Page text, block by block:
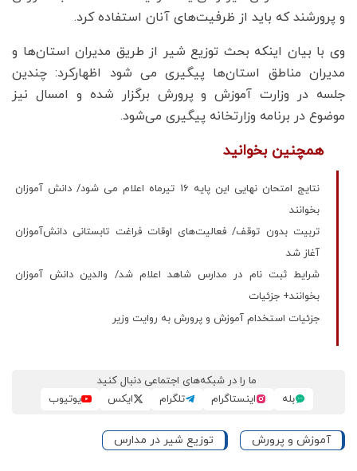
و پرورشند که باید از ظرفیت‌های آنان استفاده کرد.
وی با بیان اینکه بحث توزیع شیر از طریق مدیران استان‌ها و
مدیران مناطق استان‌ها پیگیری می شود اظهارکرد: چندین
جلسه در وزارت آموزش و پرورش برگزار شده و امسال نیز
موضوع در برنامه وزارتخانه پیگیری می‌شود.
همچنین بخوانید
نتایج امتحان نهایی این پایه 16 تیرماه اعلام می شود/ دانش آموزان
بخوانند
تربیت بدون توقف/ فعالیت‌های اوقات فراغت تابستانی دانش‌آموزان
آغاز شد
شرایط ثبت نام در مدارس شاهد اعلام شد/ والدین دانش آموزان
بخوانند+ جزئیات
جزئیات استخدام آموزش و پرورش به روایت وزیر
ما را در شبکه‌های اجتماعی دنبال کنید
بله
اینستاگرام تلگرام ایکس یوتیوب
آموزش و پرورش توزیع شیر در مدارس